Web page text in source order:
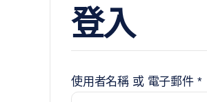
登入
使用者名稱 或 電子郵件 *必